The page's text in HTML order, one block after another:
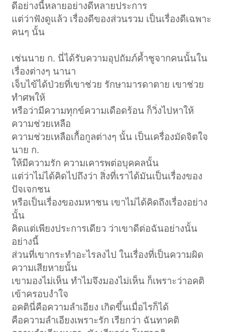
ดีอย่างนี้หลายอย่างดีหลายประการ
แต่ว่าฟังดูแล้ว เรื่องดีของส่วนรวม เป็นเรื่องดีเฉพาะ
คนๆ นั้น
เช่นนาย ก. นี่ได้รับความอุปถัมภ์ค้ำชูจากคนนั้นใน
เรื่องต่างๆ นานา
เจ็บไข้ได้ป่วยที่เขาช่วย รักษามารดาตาย เขาช่วย
ทำศพให้
หรือว่ามีความทุกข์ความเดือดร้อน ก็วิ่งไปหาให้
ความช่วยเหลือ
ความช่วยเหลือเกื้อกูลต่างๆ นั้น เป็นเครื่องมัดจิตใจ
นาย ก.
ให้มีความรัก ความเคารพต่อบุคคลนั้น
แต่ว่าไม่ได้คิดไปถึงว่า สิ่งที่เราได้มันเป็นเรื่องของ
ปัจเจกชน
หรือเป็นเรื่องของมหาชน เขาไม่ได้คิดถึงเรื่องอย่าง
นั้น
คิดแต่เพียงประการเดียว ว่าเขาดีต่อฉันอย่างนั้น
อย่างนี้
ส่วนที่เขากระทำอะไรลงไป ในเรื่องที่เป็นความผิด
ความเสียหายนั้น
เขามองไม่เห็น ทำไมจึงมองไม่เห็น ก็เพราะว่าอคติ
เข้าครอบงำใจ
อคตินี่คือความลำเอียง เกิดขึ้นเมื่อไรก็ได้
คือความลำเอียงเพราะรัก เรียกว่า ฉันทาคติ